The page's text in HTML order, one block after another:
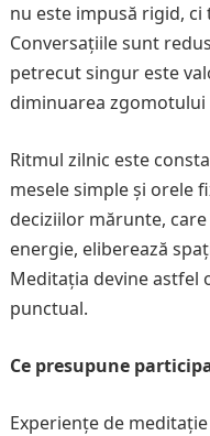
nu este impusă rigid,
Conversațiile sunt
petrecut singur este
diminuarea
Ritmul zilnic este
mesele simple și orele
deciziilor mărunte,
energie, eliberează
Meditația devine astfel
punctual.
Ce presupune
Experiențe de